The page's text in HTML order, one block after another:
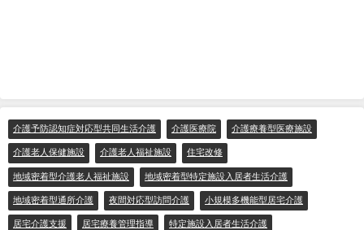
介護予防認知症対応型共同生活介護 介護医療院 介護療養型医療施設
介護老人保健施設 介護老人福祉施設 住宅改修
地域密着型介護老人福祉施設 地域密着型特定施設入居者生活介護
地域密着型通所介護 夜間対応型訪問介護 小規模多機能型居宅介護
居宅介護支援 居宅療養管理指導 特定施設入居者生活介護